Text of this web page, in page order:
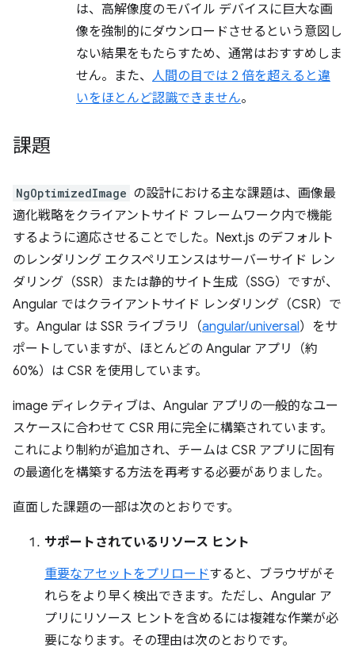
は、高解像度のモバイル デバイスに巨大な画
像を強制的にダウンロードさせるという意図し
ない結果をもたらすため、通常はおすすめしま
せん。また、 人間の目では 2 倍を超えると違
いをほとんど認識できません。
課題
NgOptimizedImage の設計における主な課題は、画像最
適化戦略をクライアントサイド フレームワーク内で機能
するように適応させることでした。Next.js のデフォルト
のレンダリング エクスペリエンスはサーバーサイド レン
ダリング（SSR）または静的サイト生成（SSG）ですが、
Angular ではクライアントサイド レンダリング（CSR）で
す。Angular は SSR ライブラリ（angular/universal）をサ
ポートしていますが、ほとんどの Angular アプリ（約
60%）は CSR を使用しています。
image ディレクティブは、Angular アプリの一般的なユー
スケースに合わせて CSR 用に完全に構築されています。
これにより制約が追加され、チームは CSR アプリに固有
の最適化を構築する方法を再考する必要がありました。
直面した課題の一部は次のとおりです。
サポートされているリソース ヒント
重要なアセットをプリロードすると、ブラウザがそ
れらをより早く検出できます。ただし、Angular ア
プリにリソース ヒントを含めるには複雑な作業が必
要になります。その理由は次のとおりです。